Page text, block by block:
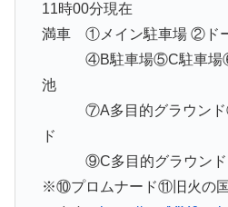
11時00分現在
満車 ①メイン駐車場 ②ド
④B駐車場⑤C駐車場⑥
池
⑦A多目的グラウンド
ド
⑨C多目的グラウンド
※⑩プロムナード⑪旧火の